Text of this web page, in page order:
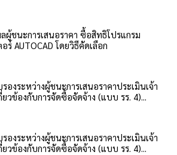
ผู้ชนะการเสนอราคา ซื้อสิทธิโปรแกรม
ร์ AUTOCAD โดยวิธีคัดเลือก
รองระหว่างผู้ชนะการเสนอราคาประเมินเจ้า
วข้องกับการจัดซื้อจัดจ้าง (แบบ รร. 4)...
รองระหว่างผู้ชนะการเสนอราคาประเมินเจ้า
วข้องกับการจัดซื้อจัดจ้าง (แบบ รร. 4)...